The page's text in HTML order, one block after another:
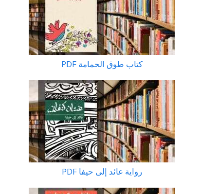
كتاب طوق الحمامة PDF
رواية عائد إلى حيفا PDF